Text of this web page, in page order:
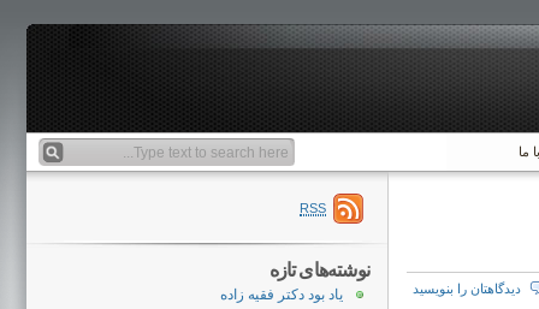
ما
دیدگاهتان را بنویسید
RSS
نوشته‌های تازه
یاد بود دکتر فقیه زاده